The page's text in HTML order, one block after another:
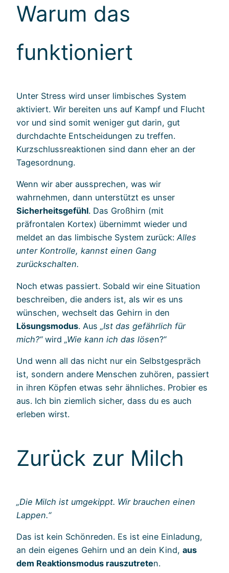
Warum das
funktioniert
Unter Stress wird unser limbisches System
aktiviert. Wir bereiten uns auf Kampf und Flucht
vor und sind somit weniger gut darin, gut
durchdachte Entscheidungen zu treffen.
Kurzschlussreaktionen sind dann eher an der
Tagesordnung.
Wenn wir aber aussprechen, was wir
wahrnehmen, dann unterstützt es unser
Sicherheitsgefühl. Das Großhirn (mit
präfrontalen Kortex) übernimmt wieder und
meldet an das limbische System zurück:Alles
unter Kontrolle, kannst einen Gang
zurückschalten.
Noch etwas passiert. Sobald wir eine Situation
beschreiben, die anders ist, als wir es uns
wünschen, wechselt das Gehirn in den
Lösungsmodus. Aus „Ist das gefährlich für
mich?“wird „Wie kann ich das lösen?“
Und wenn all das nicht nur ein Selbstgespräch
ist, sondern andere Menschen zuhören, passiert
in ihren Köpfen etwas sehr ähnliches. Probier es
aus. Ich bin ziemlich sicher, dass du es auch
erleben wirst.
Zurück zur Milch
„Die Milch ist umgekippt. Wir brauchen einen
Lappen.“
Das ist kein Schönreden. Es ist eine Einladung,
an dein eigenes Gehirn und an dein Kind, aus
dem Reaktionsmodus rauszutreten.